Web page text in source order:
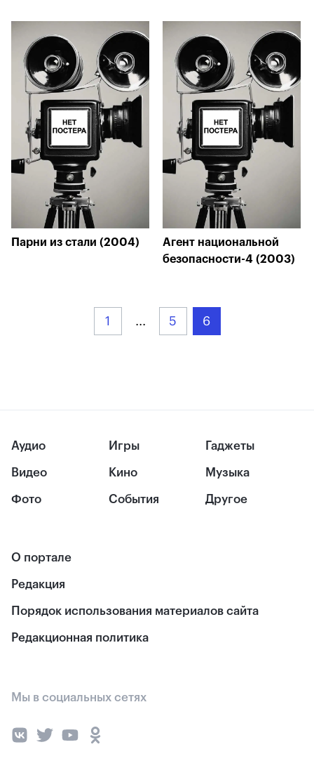
Парни из стали (2004)
Агент национальной
безопасности-4 (2003)
1 ... 5 6
Аудио
Видео
Фото
Игры
Кино
События
Гаджеты
Музыка
Другое
О портале
Редакция
Порядок использования материалов сайта
Редакционная политика
Мы в социальных сетях